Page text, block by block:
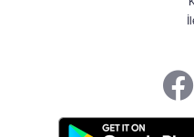
Serdal